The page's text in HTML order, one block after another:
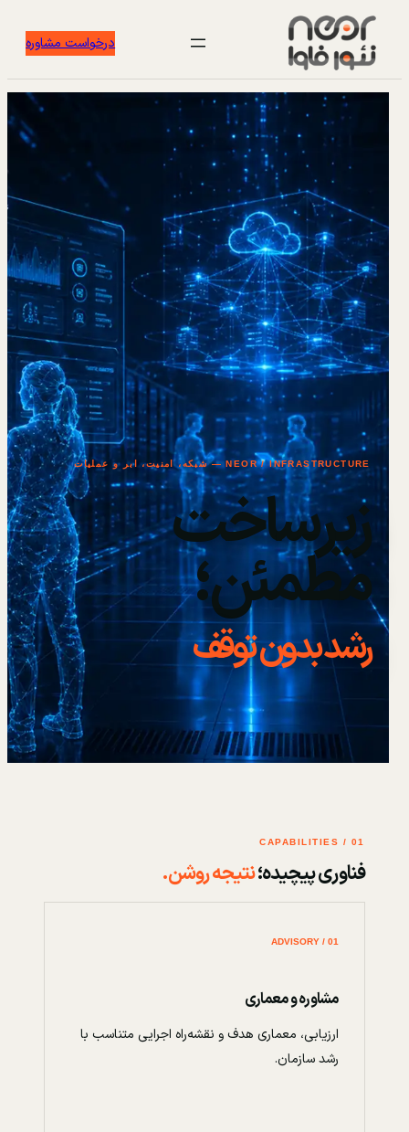
درخواست مشاوره
NEOR / INFRASTRUCTURE — شبکه، امنیت، ابر و عملیات
زیرساخت
مطمئن؛
رشد بدون توقف
01 / CAPABILITIES
فناوری پیچیده؛نتیجه روشن.
01 / ADVISORY
مشاوره و معماری
ارزیابی، معماری هدف و نقشه‌راه اجرایی متناسب با
رشد سازمان.